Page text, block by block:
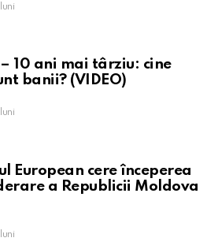
10 ani mai târziu: cine
banii? (VIDEO)
European cere începerea
a Republicii Moldova